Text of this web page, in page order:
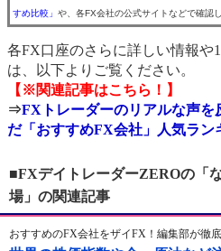
すめ比較」 や、各FX会社の公式サイトなどで確認
各FX口座のさらに詳しい情報や
は、以下よりご覧ください。
【※関連記事はこちら！】
⇒FXトレーダーのリアルな声
だ「おすすめFX会社」人気ラン
■FXデイトレーダーZEROの「
場」の関連記事
おすすめのFX会社をザイFX！編集部が徹底